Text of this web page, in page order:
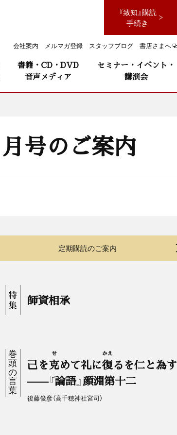
『致知』購読
手続き
会社案内 メルマガ登録 スタッフブログ 書店さまへ
書籍・CD・DVD
音声メディア
セミナー・イベント・
講演会
2024年6月1日 発行・ 7 月号のご案内
定期購読のご案内
師資相承
己を克
せ
めて礼に復
かえ
るを仁と為す
——『論語』顔淵第十二
後藤俊彦（高千穂神社宮司）